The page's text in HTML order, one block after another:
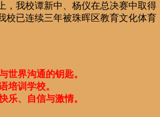
，我校谭新中、杨仪在总决赛中取得
校已连续三年被珠晖区教育文化体育
世界沟通的钥匙。
训学校。
、自信与激情。